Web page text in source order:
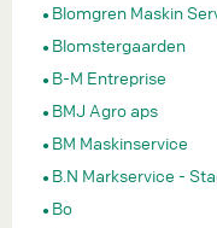
Blomgren Maskin
Blomstergaarden
B-M Entreprise
BMJ Agro aps
BM Maskinservice
B.N Markservice -
Bo